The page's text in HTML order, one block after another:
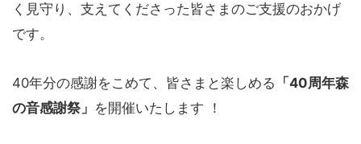
く見守り、支えてくださった皆さまのご支援のおかげ
です。
40年分の感謝をこめて、皆さまと楽しめる 「40周年森
の音感謝祭」 を開催いたします ！